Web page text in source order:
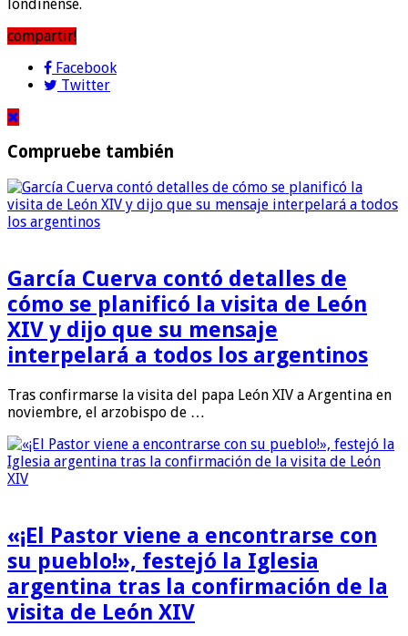
londinense.
compartir!
Facebook
Twitter
Compruebe también
García Cuerva contó detalles de
cómo se planificó la visita de León
XIV y dijo que su mensaje
interpelará a todos los argentinos
Tras confirmarse la visita del papa León XIV a Argentina en
noviembre, el arzobispo de …
«¡El Pastor viene a encontrarse con
su pueblo!», festejó la Iglesia
argentina tras la confirmación de la
visita de León XIV